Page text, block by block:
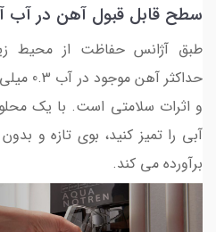
سطح قابل قبول آهن در آب
حداکثر
و اثرات سلامتی است. با یک
آبی را تمیز کنید، بوی تازه و
برآورده می کند.